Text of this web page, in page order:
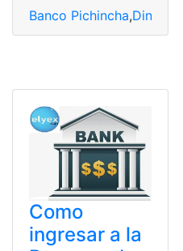
Banco Pichincha,Dinero
Como
ingresar a la